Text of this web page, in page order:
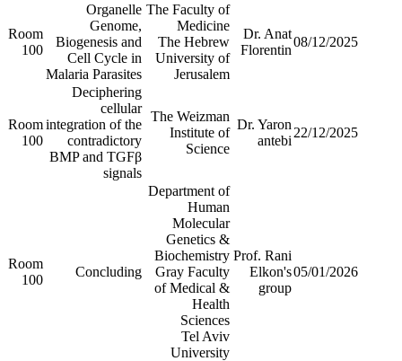
08/12/2025
Dr. Anat
Florentin
The Faculty of
Medicine
The Hebrew
University of
Jerusalem
Organelle
Genome,
Biogenesis and
Cell Cycle in
Malaria Parasites
Room
100
22/12/2025
Dr. Yaron
antebi
The Weizman
Institute of
Science
Deciphering
cellular
integration of the
contradictory
BMP and TGFβ
signals
Room
100
05/01/2026
Prof. Rani
Elkon's
group
Department of
Human
Molecular
Genetics &
Biochemistry
Gray Faculty
of Medical &
Health
Sciences
Tel Aviv
University
Concluding
Room
100